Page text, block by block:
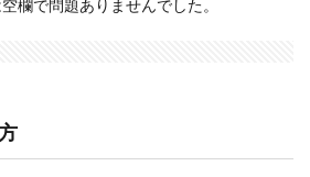
欄で問題ありませんでした。